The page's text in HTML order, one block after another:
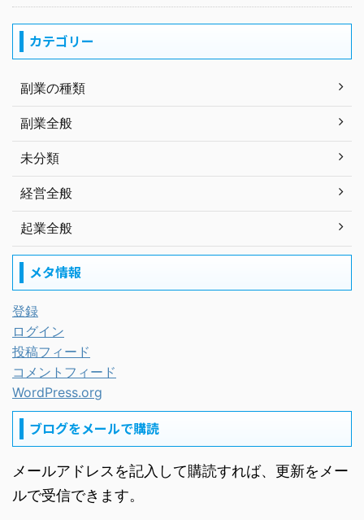
カテゴリー
副業の種類
副業全般
未分類
経営全般
起業全般
メタ情報
登録
ログイン
投稿フィード
コメントフィード
WordPress.org
ブログをメールで購読
メールアドレスを記入して購読すれば、更新をメー
ルで受信できます。